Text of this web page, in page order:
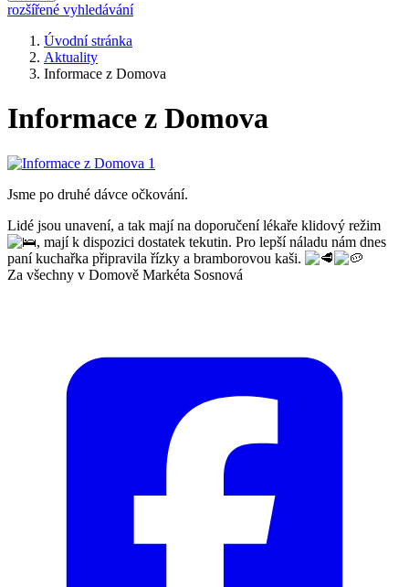
rozšířené vyhledávání
Úvodní stránka
Aktuality
Informace z Domova
Informace z Domova
Jsme po druhé dávce očkování.
Lidé jsou unavení, a tak mají na doporučení lékaře klidový režim
, mají k dispozici dostatek tekutin. Pro lepší náladu nám dnes
paní kuchařka připravila řízky a bramborovou kaši.
Za všechny v Domově Markéta Sosnová